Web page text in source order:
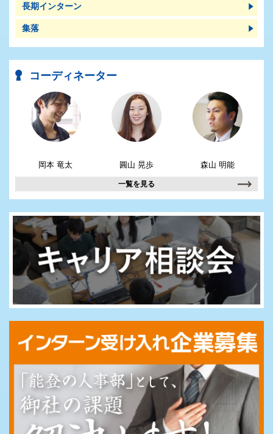
長期インターン
集落
コーディネーター
岡本 竜太 圓山 晃歩 森山 明能
一覧を見る